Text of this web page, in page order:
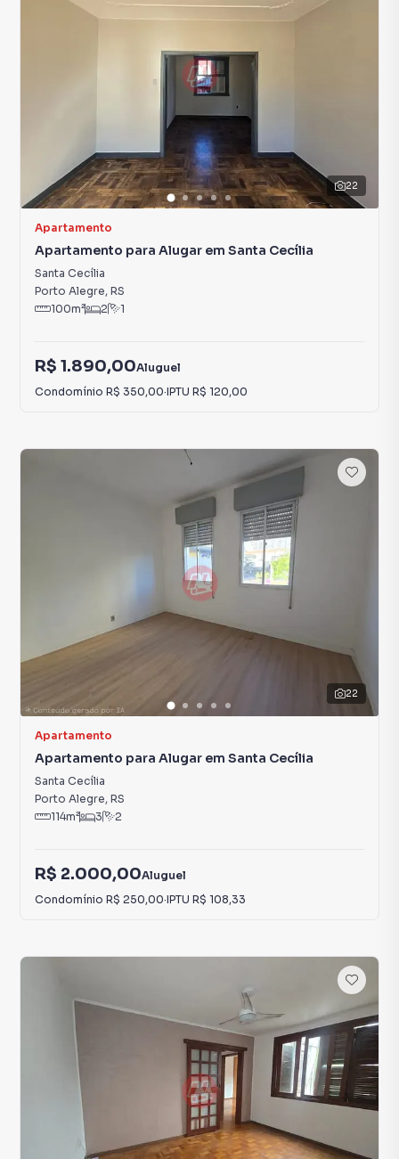
22
Apartamento
Apartamento para Alugar em Santa Cecília
Santa Cecília
Porto Alegre, RS
100m² 2 1
R$ 1.890,00Aluguel
Condomínio R$ 350,00·IPTU R$ 120,00
22
Apartamento
Apartamento para Alugar em Santa Cecília
Santa Cecília
Porto Alegre, RS
114m² 3 2
R$ 2.000,00Aluguel
Condomínio R$ 250,00·IPTU R$ 108,33